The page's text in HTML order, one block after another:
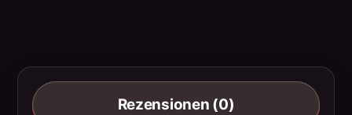
Rezensionen (0)